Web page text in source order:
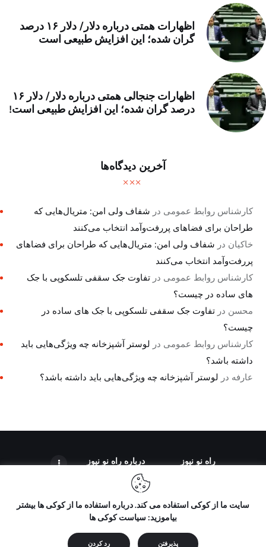
اظهارات همتی درباره دلار/ دلار ۱۶ درصد
گران شده؛ این افزایش طبیعی است
اظهارات جنجالی همتی درباره دلار/ دلار ۱۶
درصد گران شده؛ این افزایش طبیعی است!
آخرین دیدگاه‌ها
کارشناس روابط عمومی در شفاف ولی امن: متریال‌هایی که
طراحان برای فضاهای پررفت‌وآمد انتخاب می‌کنند
خاکیان در شفاف ولی امن: متریال‌هایی که طراحان برای فضاهای
پررفت‌وآمد انتخاب می‌کنند
کارشناس روابط عمومی درتفاوت جک سقفی تلسکوپی با جک
های ساده در چیست؟
محسن درتفاوت جک سقفی تلسکوپی با جک های ساده در
چیست؟
کارشناس روابط عمومی در لوستر آشپزخانه چه ویژگی‌هایی باید
داشته باشد؟
عارفه در لوستر آشپزخانه چه ویژگی‌هایی باید داشته باشد؟
راه نو نیوز درباره راه‌ نو نیوز
تمامی حقوق مطالب برای "راه نو نیوز" محفوظ است و هرگونه کپی
برداری بدون ذکر منبع ممنوع می باشد.
سایت ما از کوکی استفاده می کند. درباره استفاده ما از کوکی ها بیشتر
بیاموزید: سیاست کوکی ها
پذیرفتن رد کردن